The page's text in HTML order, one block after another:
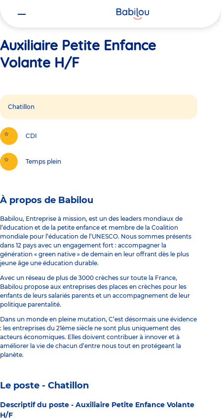
Auxiliaire Petite Enfance
Volante H/F
Chatillon
CDI
Temps plein
À propos de Babilou
Babilou, Entreprise à mission, est un des leaders mondiaux de
l’éducation et de la petite enfance et membre de la Coalition
mondiale pour l’éducation de l’UNESCO. Nous sommes présents
dans 12 pays avec un engagement fort : accompagner la
génération « green native » de demain en leur offrant dès le plus
jeune âge une éducation durable.
Avec un réseau de plus de 3000 crèches sur toute la France,
Babilou propose aux entreprises des places en crèches pour les
enfants de leurs salariés parents et un accompagnement de leur
politique parentalité.
Dans un monde en pleine mutation, C’est désormais une évidence
: les entreprises du 21ème siècle ne sont plus uniquement des
acteurs économiques. Elles doivent contribuer à innover et à
améliorer la vie de chacun d’entre nous tout en protégeant la
planète.
Le poste - Chatillon
Descriptif du poste - Auxiliaire Petite Enfance Volante
H/F